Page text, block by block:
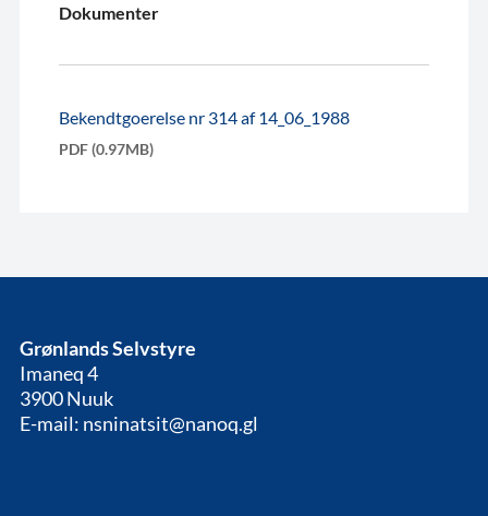
Dokumenter
Bekendtgoerelse nr 314 af 14_06_1988
PDF (0.97MB)
Grønlands Selvstyre
Imaneq 4
3900 Nuuk
E-mail: nsninatsit@nanoq.gl